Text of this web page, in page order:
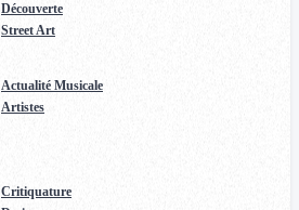
Découverte
Street Art
Actualité Musicale
Artistes
Critiquature